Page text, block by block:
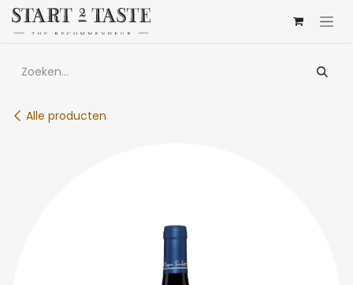
Overslaan naar inhoud
Alle producten